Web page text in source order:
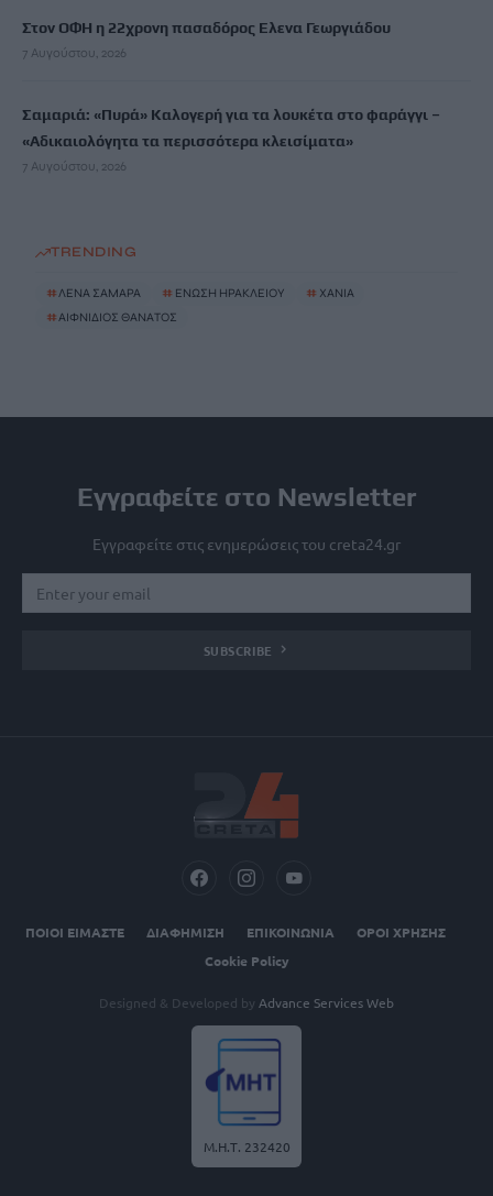
Στον ΟΦΗ η 22χρονη πασαδόρος Ελενα Γεωργιάδου
7 Αυγούστου, 2026
Σαμαριά: «Πυρά» Καλογερή για τα λουκέτα στο φαράγγι –
«Αδικαιολόγητα τα περισσότερα κλεισίματα»
7 Αυγούστου, 2026
TRENDING
#ΛΕΝΑ ΣΑΜΑΡΑ # ΕΝΩΣΗ ΗΡΑΚΛΕΙΟΥ # ΧΑΝΙΑ
#ΑΙΦΝΙΔΙΟΣ ΘΑΝΑΤΟΣ
Εγγραφείτε στο Newsletter
Εγγραφείτε στις ενημερώσεις του creta24.gr
SUBSCRIBE
ΠΟΙΟΙ ΕΙΜΑΣΤΕ ΔΙΑΦΗΜΙΣΗ ΕΠΙΚΟΙΝΩΝΙΑ
ΟΡΟΙ ΧΡΗΣΗΣ
Cookie Policy
Designed & Developed by Advance Services Web
Μ.Η.Τ. 232420